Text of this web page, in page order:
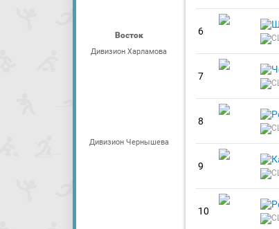
Восток
Дивизион Харламова
Дивизион Чернышева
6
7
8
9
10